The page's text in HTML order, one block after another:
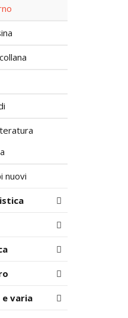
nuovi
e varia